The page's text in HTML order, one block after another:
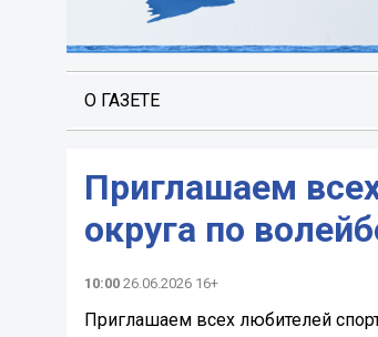
О ГАЗЕТЕ
Приглашаем
округа по
10:00 26.06.2026 16+
Приглашаем всех любителей